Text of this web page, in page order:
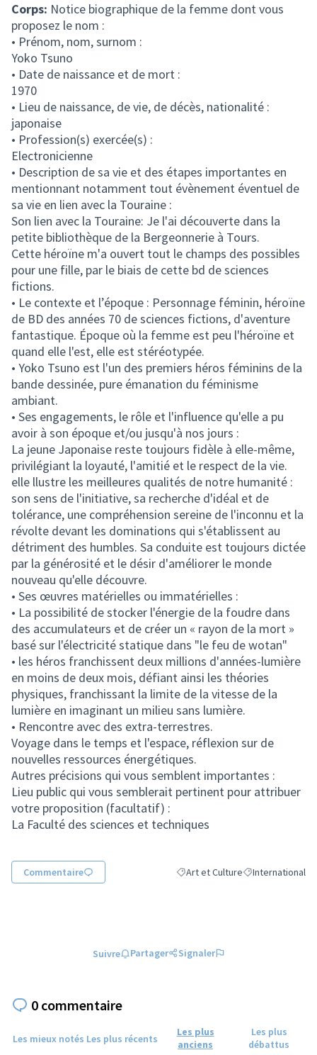
Corps: Notice biographique de la femme dont vous
proposez le nom :
• Prénom, nom, surnom :
Yoko Tsuno
• Date de naissance et de mort :
1970
• Lieu de naissance, de vie, de décès, nationalité :
japonaise
• Profession(s) exercée(s) :
Electronicienne
• Description de sa vie et des étapes importantes en
mentionnant notamment tout évènement éventuel de
sa vie en lien avec la Touraine :
Son lien avec la Touraine: Je l'ai découverte dans la
petite bibliothèque de la Bergeonnerie à Tours.
Cette héroïne m'a ouvert tout le champs des possibles
pour une fille, par le biais de cette bd de sciences
fictions.
• Le contexte et l’époque : Personnage féminin, héroïne
de BD des années 70 de sciences fictions, d'aventure
fantastique. Époque où la femme est peu l'héroïne et
quand elle l'est, elle est stéréotypée.
• Yoko Tsuno est l'un des premiers héros féminins de la
bande dessinée, pure émanation du féminisme
ambiant.
• Ses engagements, le rôle et l'influence qu'elle a pu
avoir à son époque et/ou jusqu'à nos jours :
La jeune Japonaise reste toujours fidèle à elle-même,
privilégiant la loyauté, l'amitié et le respect de la vie.
elle llustre les meilleures qualités de notre humanité :
son sens de l'initiative, sa recherche d'idéal et de
tolérance, une compréhension sereine de l'inconnu et la
révolte devant les dominations qui s'établissent au
détriment des humbles. Sa conduite est toujours dictée
par la générosité et le désir d'améliorer le monde
nouveau qu'elle découvre.
• Ses œuvres matérielles ou immatérielles :
• La possibilité de stocker l'énergie de la foudre dans
des accumulateurs et de créer un « rayon de la mort »
basé sur l'électricité statique dans "le feu de wotan"
• les héros franchissent deux millions d'années-lumière
en moins de deux mois, défiant ainsi les théories
physiques, franchissant la limite de la vitesse de la
lumière en imaginant un milieu sans lumière.
• Rencontre avec des extra-terrestres.
Voyage dans le temps et l'espace, réflexion sur de
nouvelles ressources énergétiques.
Autres précisions qui vous semblent importantes :
Lieu public qui vous semblerait pertinent pour attribuer
votre proposition (facultatif) :
La Faculté des sciences et techniques
Commentaire Filtrer les résultats de la
Art et CultureFiltrer les
International
Suivre Partager Signaler
0 commentaire
Les mieux notés Les plus récents
Les plus
anciens
Les plus
débattus